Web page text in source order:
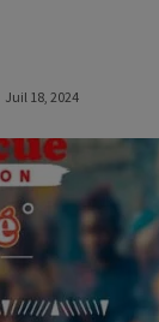
Juil 18, 2024